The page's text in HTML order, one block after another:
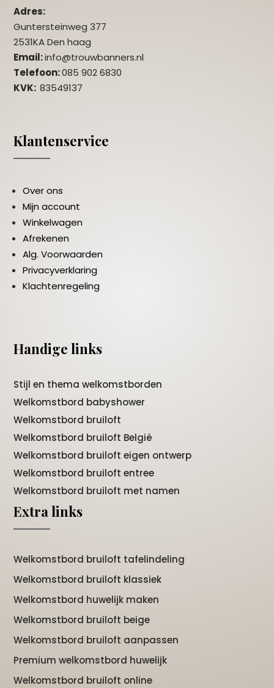
Adres:
Guntersteinweg 377
2531KA Den haag
Email:info@trouwbanners.nl
Telefoon:085 902 6830
KVK:83549137
Klantenservice
Over ons
Mijn account
Winkelwagen
Afrekenen
Alg. Voorwaarden
Privacyverklaring
Klachtenregeling
Handige links
Stijl en thema welkomstborden
Welkomstbord babyshower
Welkomstbord bruiloft
Welkomstbord bruiloft België
Welkomstbord bruiloft eigen ontwerp
Welkomstbord bruiloft entree
Welkomstbord bruiloft met namen
Extra links
Welkomstbord bruiloft tafelindeling
Welkomstbord bruiloft klassiek
Welkomstbord huwelijk maken
Welkomstbord bruiloft beige
Welkomstbord bruiloft aanpassen
Premium welkomstbord huwelijk
Welkomstbord bruiloft online